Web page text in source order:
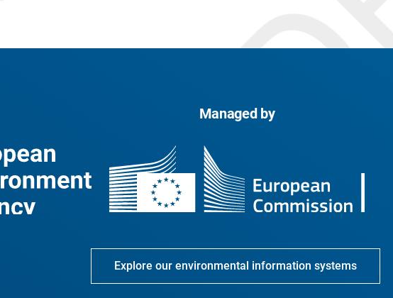
Managed by
Explore our environmental information systems